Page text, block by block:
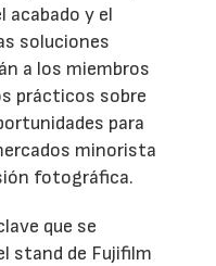
acabado y el
soluciones
a los miembros
prácticos sobre
para
minorista
fotográfica.
que se
stand de Fujifilm